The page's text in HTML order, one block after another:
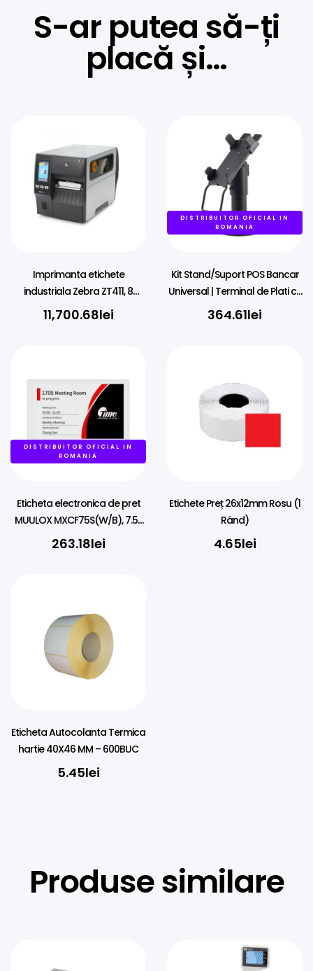
S-ar putea să-ți
placă și…
Imprimanta etichete
industriala Zebra ZT411, 8
dots/mm (203 dpi), peeler,
rewinder, disp. (colour), RTC,
11,700.68lei
DISTRIBUITOR OFICIAL IN
ROMANIA
Kit Stand/Suport POS Bancar
Universal | Terminal de Plati cu
Picior
364.61lei
DISTRIBUITOR OFICIAL IN
ROMANIA
Eticheta electronica de pret
MUULOX MXCF75S(W/B), 7.5″,
NFC, LED, 4 culori
263.18lei
Etichete Preț 26x12mm Rosu (1
Rând)
4.65lei
Eticheta Autocolanta Termica
hartie 40X46 MM – 600BUC
5.45lei
Produse similare